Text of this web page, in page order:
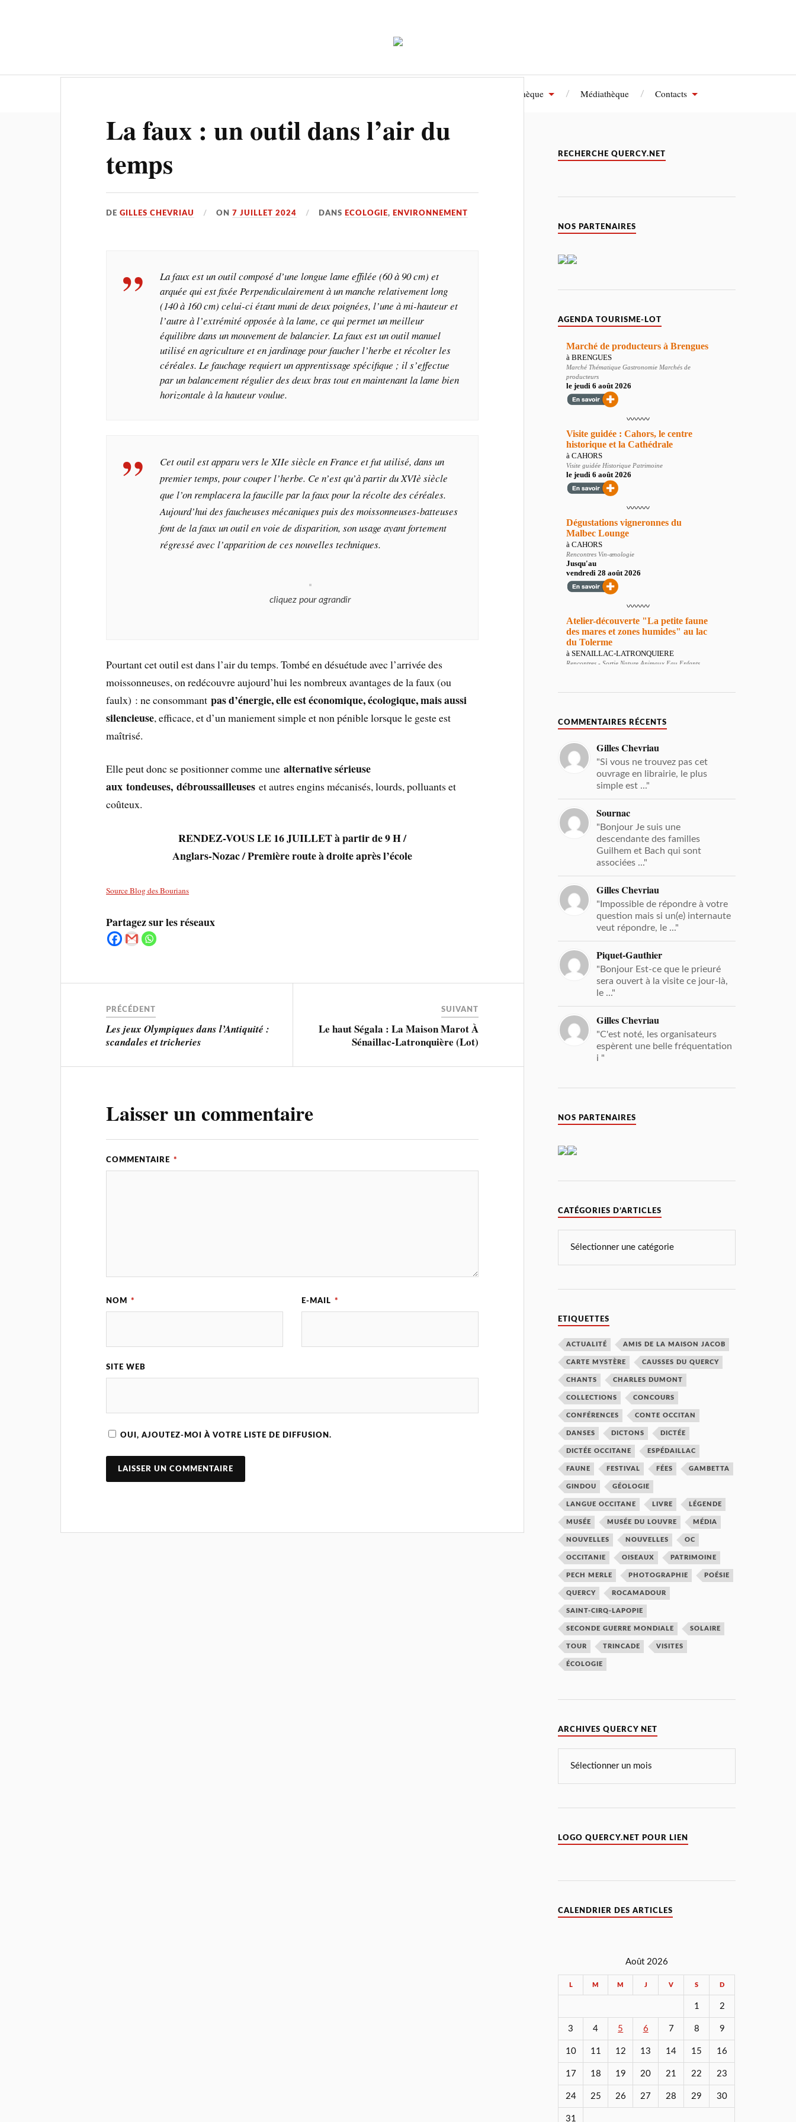
Bibliothèque Médiathèque Contacts
La faux : un outil dans l’air du
temps
DEGILLES CHEVRIAU ON7 JUILLET 2024 DANS ECOLOGIE, ENVIRONNEMENT
La faux est un outil composé d’une longue lame effilée (60 à 90 cm) et
arquée qui est fixée Perpendiculairement à un manche relativement long
(140 à 160 cm) celui-ci étant muni de deux poignées, l’une à mi-hauteur et
l’autre à l’extrémité opposée à la lame, ce qui permet un meilleur
équilibre dans un mouvement de balancier. La faux est un outil manuel
utilisé en agriculture et en jardinage pour faucher l’herbe et récolter les
céréales. Le fauchage requiert un apprentissage spécifique ; il s’effectue
par un balancement régulier des deux bras tout en maintenant la lame bien
horizontale à la hauteur voulue.
Cet outil est apparu vers le XIIe siècle en France et fut utilisé, dans un
premier temps, pour couper l’herbe. Ce n’est qu’à partir du XVIè siècle
que l’on remplacera la faucille par la faux pour la récolte des céréales.
Aujourd’hui des faucheuses mécaniques puis des moissonneuses-batteuses
font de la faux un outil en voie de disparition, son usage ayant fortement
régressé avec l’apparition de ces nouvelles techniques.
cliquez pour agrandir
Pourtant cet outil est dans l’air du temps. Tombé en désuétude avec l’arrivée des
moissonneuses, on redécouvre aujourd’hui les nombreux avantages de la faux (ou
faulx) : ne consommantpas d’énergie, elle est économique, écologique, mais aussi
silencieuse, efficace, et d’un maniement simple et non pénible lorsque le geste est
maîtrisé.
Elle peut donc se positionner comme unealternative sérieuse
aux tondeuses, débroussailleuses et autres engins mécanisés, lourds, polluants et
coûteux.
RENDEZ-VOUS LE 16 JUILLET à partir de 9 H /
Anglars-Nozac / Première route à droite après l’école
Source Blog des Bourians
Partagez sur les réseaux
PRÉCÉDENT
Les jeux Olympiques dans l’Antiquité :
scandales et tricheries
SUIVANT
Le haut Ségala : La Maison Marot À
Sénaillac-Latronquière (Lot)
Laisser un commentaire
COMMENTAIRE *
NOM * E-MAIL *
SITE WEB
OUI, AJOUTEZ-MOI À VOTRE LISTE DE DIFFUSION.
RECHERCHE QUERCY.NET
NOS PARTENAIRES
AGENDA TOURISME-LOT
COMMENTAIRES RÉCENTS
Gilles Chevriau
"Si vous ne trouvez pas cet
ouvrage en librairie, le plus
simple est ..."
Sournac
"Bonjour Je suis une
descendante des familles
Guilhem et Bach qui sont
associées ..."
Gilles Chevriau
"Impossible de répondre à votre
question mais si un(e) internaute
veut répondre, le ..."
Piquet-Gauthier
"Bonjour Est-ce que le prieuré
sera ouvert à la visite ce jour-là,
le ..."
Gilles Chevriau
"C'est noté, les organisateurs
espèrent une belle fréquentation
i "
NOS PARTENAIRES
CATÉGORIES D’ARTICLES
ETIQUETTES
ACTUALITÉ AMIS DE LA MAISON JACOB
CARTE MYSTÈRE CAUSSES DU QUERCY
CHANTS CHARLES DUMONT
COLLECTIONS CONCOURS
CONFÉRENCES CONTE OCCITAN
DANSES DICTONS DICTÉE
DICTÉE OCCITANE ESPÉDAILLAC
FAUNE FESTIVAL FÉES GAMBETTA
GINDOU GÉOLOGIE
LANGUE OCCITANE LIVRE LÉGENDE
MUSÉE MUSÉE DU LOUVRE MÉDIA
NOUVELLES NOUVELLES OC
OCCITANIE OISEAUX PATRIMOINE
PECH MERLE PHOTOGRAPHIE POÉSIE
QUERCY ROCAMADOUR
SAINT-CIRQ-LAPOPIE
SECONDE GUERRE MONDIALE SOLAIRE
TOUR TRINCADE VISITES
ÉCOLOGIE
ARCHIVES QUERCY NET
LOGO QUERCY.NET POUR LIEN
CALENDRIER DES ARTICLES
Août 2026
L M M J V S D
1 2
3 4 5 6 7 8 9
10 11 12 13 14 15 16
17 18 19 20 21 22 23
24 25 26 27 28 29 30
31